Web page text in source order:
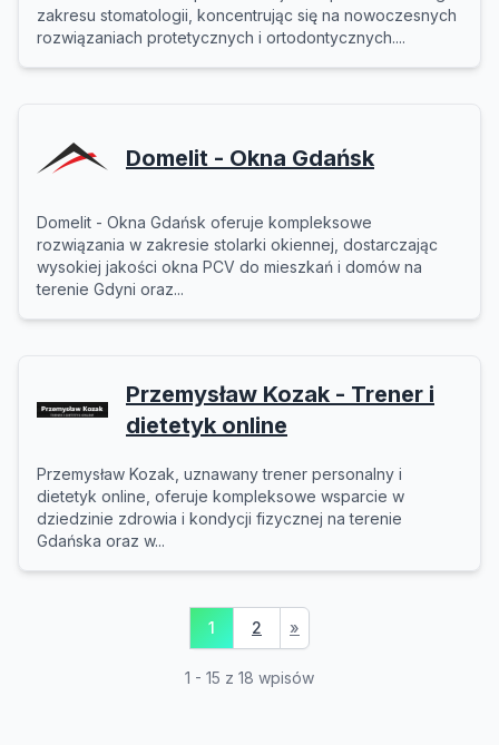
zakresu stomatologii, koncentrując się na nowoczesnych
rozwiązaniach protetycznych i ortodontycznych....
Domelit - Okna Gdańsk
Domelit - Okna Gdańsk oferuje kompleksowe
rozwiązania w zakresie stolarki okiennej, dostarczając
wysokiej jakości okna PCV do mieszkań i domów na
terenie Gdyni oraz...
Przemysław Kozak - Trener i
dietetyk online
Przemysław Kozak, uznawany trener personalny i
dietetyk online, oferuje kompleksowe wsparcie w
dziedzinie zdrowia i kondycji fizycznej na terenie
Gdańska oraz w...
1 2 »
1 - 15 z 18 wpisów